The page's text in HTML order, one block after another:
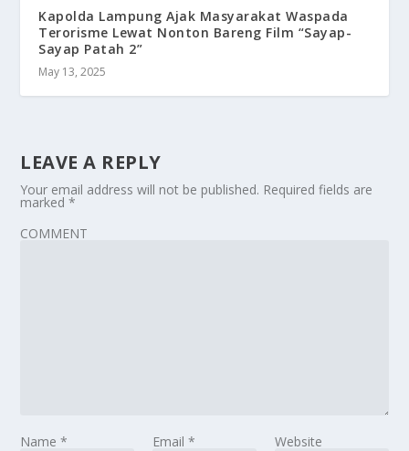
Kapolda Lampung Ajak Masyarakat Waspada
Terorisme Lewat Nonton Bareng Film “Sayap-
Sayap Patah 2”
May 13, 2025
LEAVE A REPLY
Your email address will not be published. Required fields are
marked*
COMMENT
Name* Email * Website